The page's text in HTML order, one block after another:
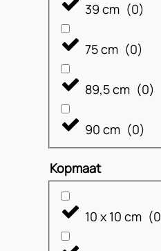
39 cm (0)
75 cm (0)
89,5 cm (0)
90 cm (0)
Kopmaat
10 x 10 cm (0